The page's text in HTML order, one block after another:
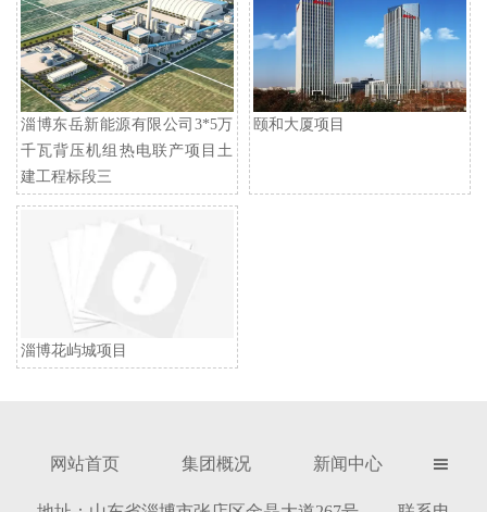
淄博东岳新能源有限公司3*5万
千瓦背压机组热电联产项目土
建工程标段三
颐和大厦项目
淄博花屿城项目
网站首页 集团概况 新闻中心 